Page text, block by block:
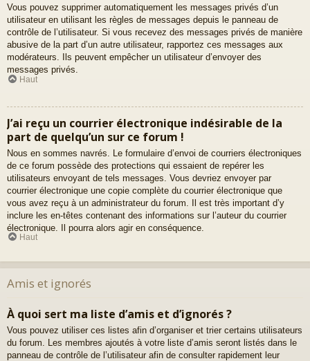
Vous pouvez supprimer automatiquement les messages privés d’un
utilisateur en utilisant les règles de messages depuis le panneau de
contrôle de l’utilisateur. Si vous recevez des messages privés de manière
abusive de la part d’un autre utilisateur, rapportez ces messages aux
modérateurs. Ils peuvent empêcher un utilisateur d’envoyer des
messages privés.
Haut
J’ai reçu un courrier électronique indésirable de la
part de quelqu’un sur ce forum !
Nous en sommes navrés. Le formulaire d’envoi de courriers électroniques
de ce forum possède des protections qui essaient de repérer les
utilisateurs envoyant de tels messages. Vous devriez envoyer par
courrier électronique une copie complète du courrier électronique que
vous avez reçu à un administrateur du forum. Il est très important d’y
inclure les en-têtes contenant des informations sur l’auteur du courrier
électronique. Il pourra alors agir en conséquence.
Haut
Amis et ignorés
À quoi sert ma liste d’amis et d’ignorés ?
Vous pouvez utiliser ces listes afin d’organiser et trier certains utilisateurs
du forum. Les membres ajoutés à votre liste d’amis seront listés dans le
panneau de contrôle de l’utilisateur afin de consulter rapidement leur